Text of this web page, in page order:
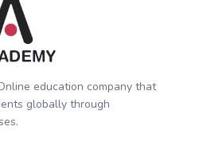
education company that
globally through